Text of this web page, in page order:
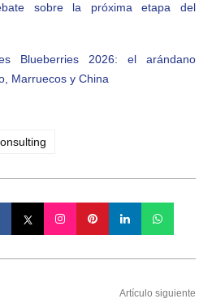
sobre la próxima etapa del
Blueberries 2026: el arándano
Marruecos y China
Artículo siguiente